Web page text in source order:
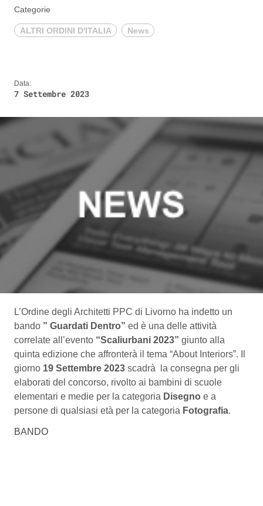
Categorie
ALTRI ORDINI D'ITALIA News
Data:
7 Settembre 2023
L’Ordine degli Architetti PPC di Livorno ha indetto un
bando ” Guardati Dentro” ed è una delle attività
correlate all’evento “Scaliurbani 2023” giunto alla
quinta edizione che affronterà il tema “About Interiors”. Il
giorno 19 Settembre 2023 scadrà la consegna per gli
elaborati del concorso, rivolto ai bambini di scuole
elementari e medie per la categoria Disegno e a
persone di qualsiasi età per la categoria Fotografia.
BANDO